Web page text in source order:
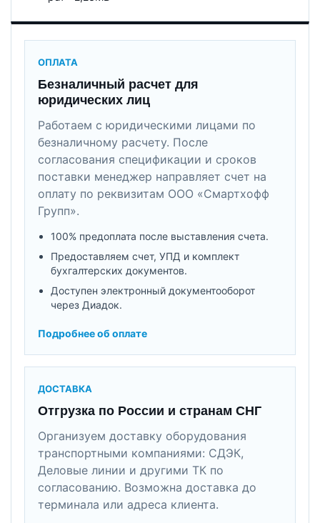
ОПЛАТА
Безналичный расчет для
юридических лиц
Работаем с юридическими лицами по
безналичному расчету. После
согласования спецификации и сроков
поставки менеджер направляет счет на
оплату по реквизитам ООО «Смартхофф
Групп».
100% предоплата после выставления счета.
Предоставляем счет, УПД и комплект
бухгалтерских документов.
Доступен электронный документооборот
через Диадок.
Подробнее об оплате
ДОСТАВКА
Отгрузка по России и странам СНГ
Организуем доставку оборудования
транспортными компаниями: СДЭК,
Деловые линии и другими ТК по
согласованию. Возможна доставка до
терминала или адреса клиента.